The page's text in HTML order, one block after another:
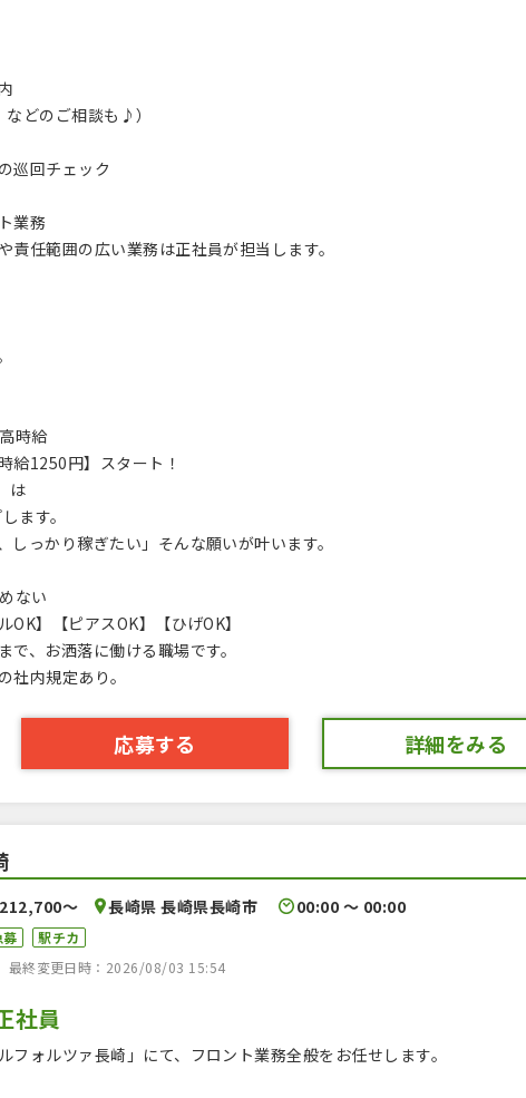
どのご相談も♪）
巡回チェック
業務
任範囲の広い業務は正社員が担当します。
時給
給1250円】スタート！
は
ます。
しっかり稼ぎたい」そんな願いが叶います。
ない
OK】【ピアスOK】【ひげOK】
、お洒落に働ける職場です。
内規定あり。
応募する 詳細をみる
〜 00:00 〜 00:00
長崎県 長崎県長崎市
募
駅チカ
最終変更日時：2026/08/03 15:54
社員
フォルツァ長崎」にて、フロント業務全般をお任せします。